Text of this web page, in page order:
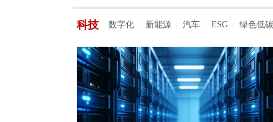
科技 数字化 新能源 汽车 ESG 绿色低碳